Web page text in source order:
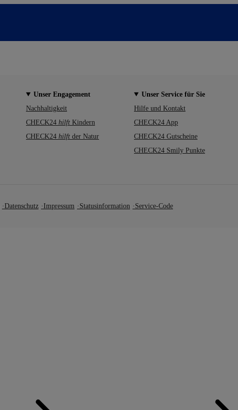
Unser Engagement
Nachhaltigkeit
CHECK24 hilft Kindern
CHECK24 hilft der Natur
Unser Service für Sie
Hilfe und Kontakt
CHECK24 App
CHECK24 Gutscheine
CHECK24 Smily Punkte
Datenschutz Impressum Statusinformation Service-Code